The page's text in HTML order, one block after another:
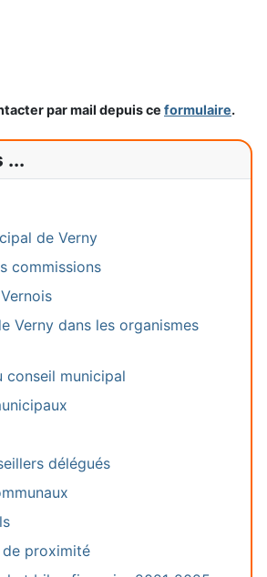
par mail depuis ce formulaire.
...
de Verny
commissions
Verny dans les organismes
conseil municipal
délégués
proximité